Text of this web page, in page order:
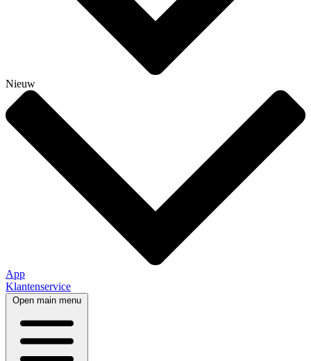
Nieuw
App
Klantenservice
Open main menu